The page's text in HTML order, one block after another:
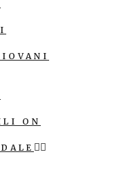
ON